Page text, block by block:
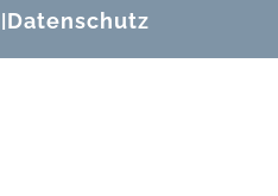
|Datenschutz